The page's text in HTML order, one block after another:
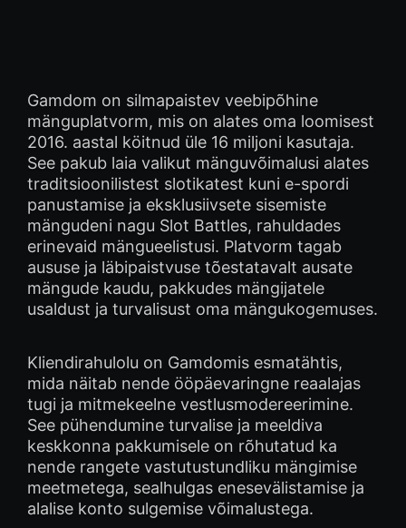
Gamdom on silmapaistev veebipõhine
mänguplatvorm, mis on alates oma loomisest
2016. aastal köitnud üle 16 miljoni kasutaja.
See pakub laia valikut mänguvõimalusi alates
traditsioonilistest slotikatest kuni e-spordi
panustamise ja eksklusiivsete sisemiste
mängudeni nagu Slot Battles, rahuldades
erinevaid mängueelistusi. Platvorm tagab
aususe ja läbipaistvuse tõestatavalt ausate
mängude kaudu, pakkudes mängijatele
usaldust ja turvalisust oma mängukogemuses.
Kliendirahulolu on Gamdomis esmatähtis,
mida näitab nende ööpäevaringne reaalajas
tugi ja mitmekeelne vestlusmodereerimine.
See pühendumine turvalise ja meeldiva
keskkonna pakkumisele on rõhutatud ka
nende rangete vastutustundliku mängimise
meetmetega, sealhulgas enesevälistamise ja
alalise konto sulgemise võimalustega.